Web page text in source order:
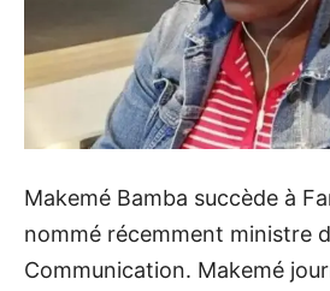
Makemé Bamba succède à
nommé récemment ministre
Communication. Makemé